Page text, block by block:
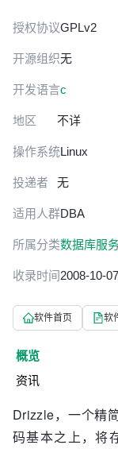
授权协议GPLv2
开源组织无
开发语言c
地区 不详
操作系统Linux
投递者 无
适用人群DBA
所属分类数据库服务
收录时间2008-10-
软件首页 软
概览
资讯
Drizzle，一个精
码基本之上，将